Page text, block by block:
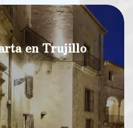
en Trujillo